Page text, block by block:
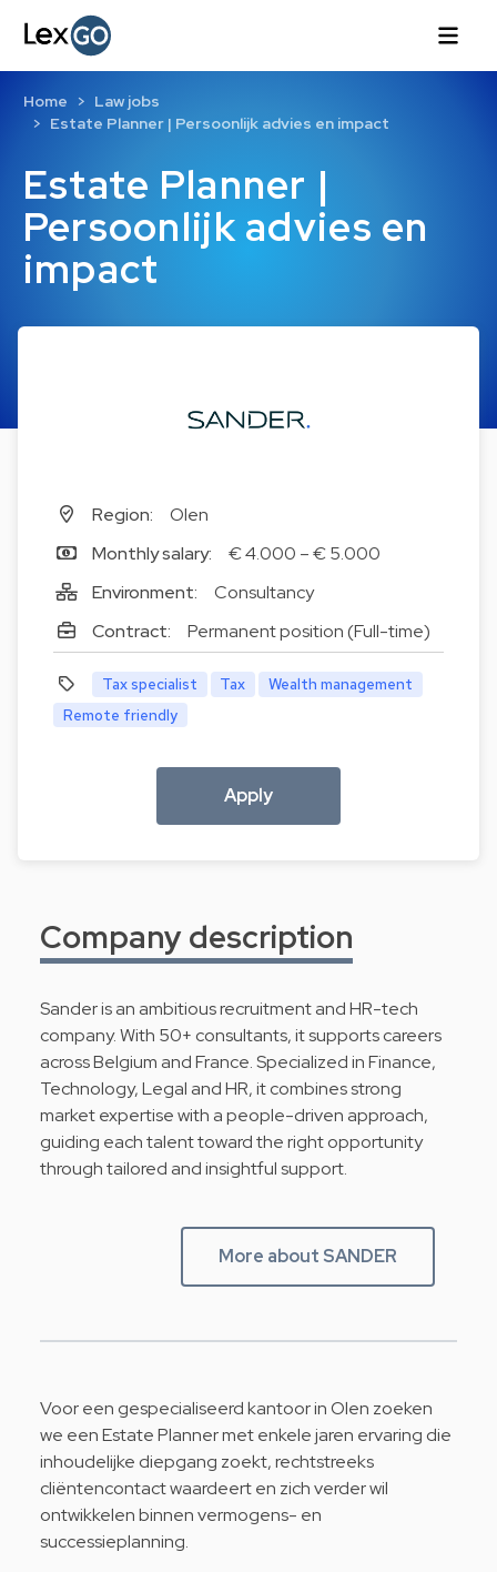
Estate Planner |
Persoonlijk advies en
impact
Home
Law jobs
Estate Planner | Persoonlijk advies en impact
Region:
Olen
Monthly salary:
€ 4.000 – € 5.000
Environment:
Consultancy
Contract:
Permanent position (Full-time)
Tax specialist Tax
Wealth management
Remote friendly
Apply
Company description
Sander is an ambitious recruitment and HR-tech
company. With 50+ consultants, it supports careers
across Belgium and France. Specialized in Finance,
Technology, Legal and HR, it combines strong
market expertise with a people-driven approach,
guiding each talent toward the right opportunity
through tailored and insightful support.
More about SANDER
Voor een gespecialiseerd kantoor in Olen zoeken
we een Estate Planner met enkele jaren ervaring die
inhoudelijke diepgang zoekt, rechtstreeks
cliëntencontact waardeert en zich verder wil
ontwikkelen binnen vermogens- en
successieplanning.